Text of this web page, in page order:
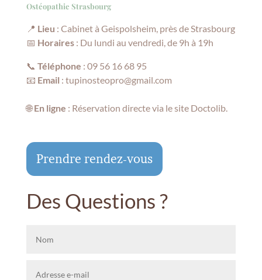
Ostéopathie Strasbourg
📍 Lieu : Cabinet à Geispolsheim, près de Strasbourg
📅 Horaires: Du lundi au vendredi, de 9h à 19h
📞 Téléphone : 09 56 16 68 95
📧 Email : tupinosteopro@gmail.com
🌐En ligne : Réservation directe via le site Doctolib.
Prendre rendez-vous
Des Questions ?